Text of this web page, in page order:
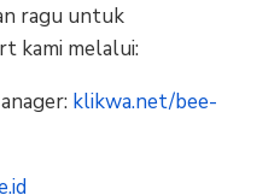
ragu untuk
kami melalui:
klikwa.net/bee-